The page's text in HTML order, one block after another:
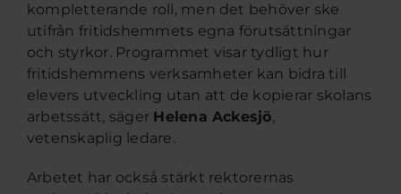
kompletterande roll, men det behöver ske
utifrån fritidshemmets egna förutsättningar
och styrkor. Programmet visar tydligt hur
fritidshemmens verksamheter kan bidra till
elevers utveckling utan att de kopierar skolans
arbetssätt, säger Helena Ackesjö,
vetenskaplig ledare.
Arbetet har också stärkt rektorernas